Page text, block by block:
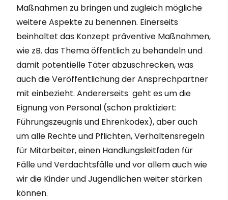
Maßnahmen zu bringen und zugleich mögliche
weitere Aspekte zu benennen. Einerseits
beinhaltet das Konzept präventive Maßnahmen,
wie zB. das Thema öffentlich zu behandeln und
damit potentielle Täter abzuschrecken, was
auch die Veröffentlichung der Ansprechpartner
mit einbezieht. Andererseits geht es um die
Eignung von Personal (schon praktiziert:
Führungszeugnis und Ehrenkodex), aber auch
um alle Rechte und Pflichten, Verhaltensregeln
für Mitarbeiter, einen Handlungsleitfaden für
Fälle und Verdachtsfälle und vor allem auch wie
wir die Kinder und Jugendlichen weiter stärken
können.